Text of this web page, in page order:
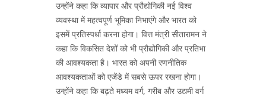
उन्होंने कहा कि व्यापार और प्रौद्योगिकी नई विश्व
व्यवस्था में महत्वपूर्ण भूमिका निभाएंगे और भारत को
इसमें प्रतिस्‍पर्धा करना होगा। वित्त मंत्री सीतारामन ने
कहा कि विकसित देशों को भी प्रौद्योगिकी और प्रतिभा
की आवश्यकता है। भारत को अपनी रणनीतिक
आवश्यकताओं को एजेंडे में सबसे ऊपर रखना होगा।
उन्‍होंने कहा कि बढ़ते मध्यम वर्ग, गरीब और उद्यमी वर्ग